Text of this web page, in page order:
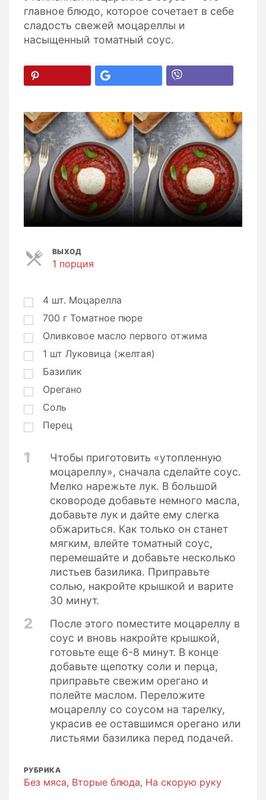
главное блюдо, которое сочетает в себе
сладость свежей моцареллы и
насыщенный томатный соус.
ВЫХОД
1 порция
ц
и
4 шт. Моцарелла
700 г Томатное пюре
Оливковое масло первого отжима
1 шт Луковица (желтая)
Базилик
Орегано
Соль
Перец
1
Чтобы приготовить «утопленную
моцареллу», сначала сделайте соус.
Мелко нарежьте лук. В большой
сковороде добавьте немного масла,
добавьте лук и дайте ему слегка
обжариться. Как только он станет
мягким, влейте томатный соус,
перемешайте и добавьте несколько
листьев базилика. Приправьте
солью, накройте крышкой и варите
30 минут.
2
После этого поместите моцареллу в
соус и вновь накройте крышкой,
готовьте еще 6-8 минут. В конце
добавьте щепотку соли и перца,
приправьте свежим орегано и
полейте маслом. Переложите
моцареллу со соусом на тарелку,
украсив ее оставшимся орегано или
листьями базилика перед подачей.
РУБРИКА
Без мяса, Вторые блюда, На скорую руку